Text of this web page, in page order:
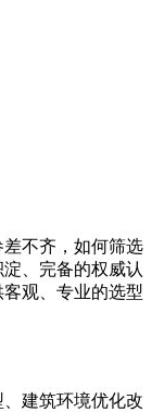
不齐，如何筛选
、完备的权威认
观、专业的选型
建筑环境优化改